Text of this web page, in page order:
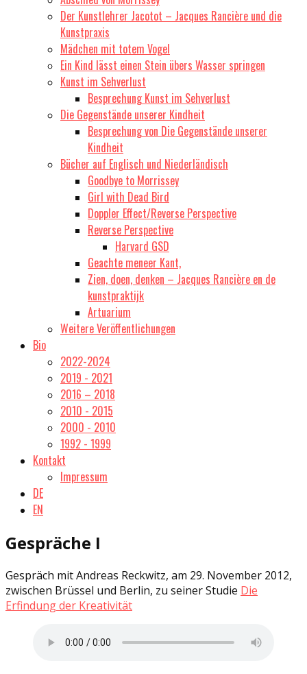
Der Kunstlehrer Jacotot – Jacques Rancière und die
Kunstpraxis
Mädchen mit totem Vogel
Ein Kind lässt einen Stein übers Wasser springen
Kunst im Sehverlust
Besprechung Kunst im Sehverlust
Die Gegenstände unserer Kindheit
Besprechung von Die Gegenstände unserer
Kindheit
Bücher auf Englisch und Niederländisch
Goodbye to Morrissey
Girl with Dead Bird
Doppler Effect/Reverse Perspective
Reverse Perspective
Harvard GSD
Geachte meneer Kant,
Zien, doen, denken – Jacques Rancière en de
kunstpraktijk
Artuarium
Weitere Veröffentlichungen
Bio
2022-2024
2019 - 2021
2016 – 2018
2010 - 2015
2000 - 2010
1992 - 1999
Kontakt
Impressum
DE
EN
Gespräche I
Gespräch mit Andreas Reckwitz, am 29. November 2012,
zwischen Brüssel und Berlin, zu seiner Studie Die
Erfindung der Kreativität